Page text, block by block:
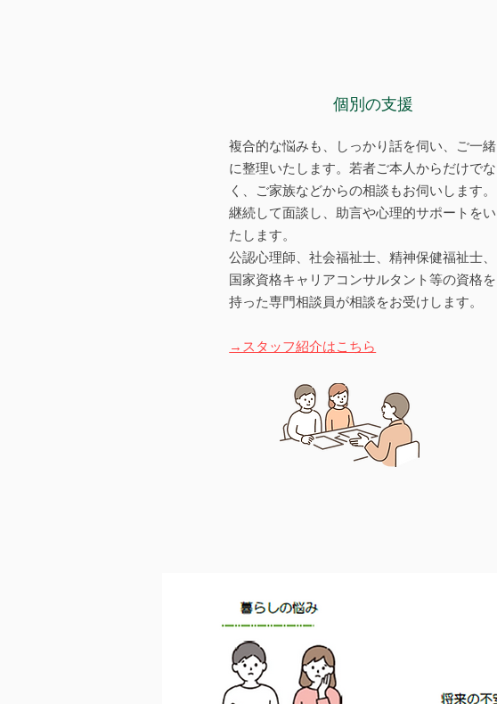
​個別の支援
複合的な悩みも、しっかり話を伺い、ご一緒
に整理いたします。若者ご本人からだけでな
く、ご家族などからの相談もお伺いします。
継続して面談し、助言や心理的サポートをい
たします。
公認心理師、社会福祉士、精神保健福祉士、
国家資格キャリアコンサルタント等の資格を
持った専門相談員が相談をお受けします。
​→スタッフ紹介はこちら